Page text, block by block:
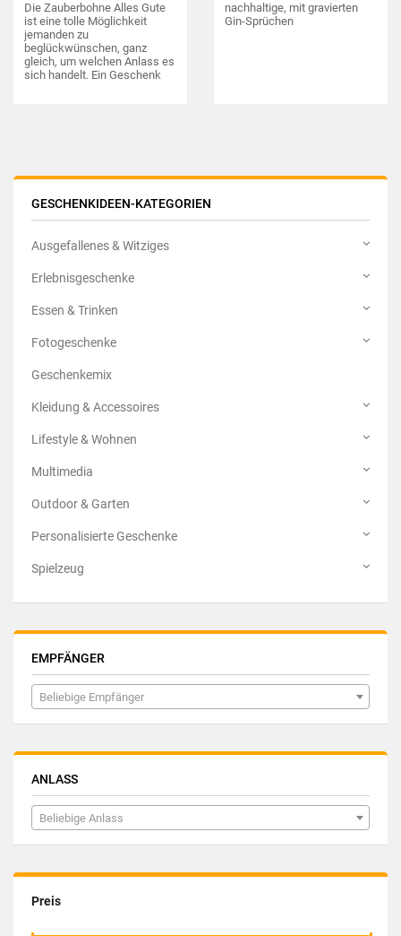
GESCHENKIDEEN-KATEGORIEN
Ausgefallenes & Witziges
Erlebnisgeschenke
Essen & Trinken
Fotogeschenke
Geschenkemix
Kleidung & Accessoires
Lifestyle & Wohnen
Multimedia
Outdoor & Garten
Personalisierte Geschenke
Spielzeug
EMPFÄNGER
Beliebige Empfänger
ANLASS
Beliebige Anlass
Preis
Die Zauberbohne Alles Gute
ist eine tolle Möglichkeit
jemanden zu
beglückwünschen, ganz
gleich, um welchen Anlass es
sich handelt. Ein Geschenk
nachhaltige, mit gravierten
Gin-Sprüchen